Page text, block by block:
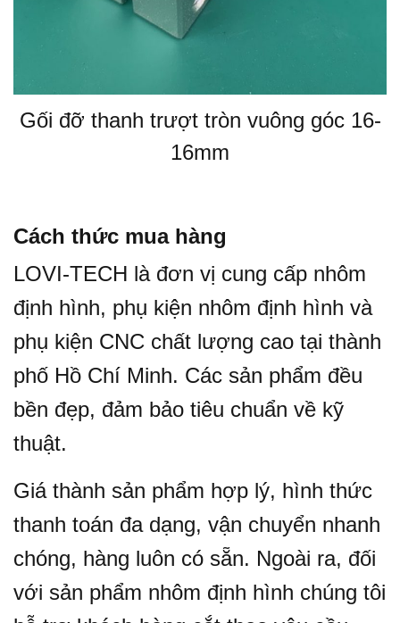
Gối đỡ thanh trượt tròn vuông góc 16-
16mm
Cách thức mua hàng
LOVI-TECH là đơn vị cung cấp nhôm
định hình, phụ kiện nhôm định hình và
phụ kiện CNC chất lượng cao tại thành
phố Hồ Chí Minh. Các sản phẩm đều
bền đẹp, đảm bảo tiêu chuẩn về kỹ
thuật.
Giá thành sản phẩm hợp lý, hình thức
thanh toán đa dạng, vận chuyển nhanh
chóng, hàng luôn có sẵn. Ngoài ra, đối
với sản phẩm nhôm định hình chúng tôi